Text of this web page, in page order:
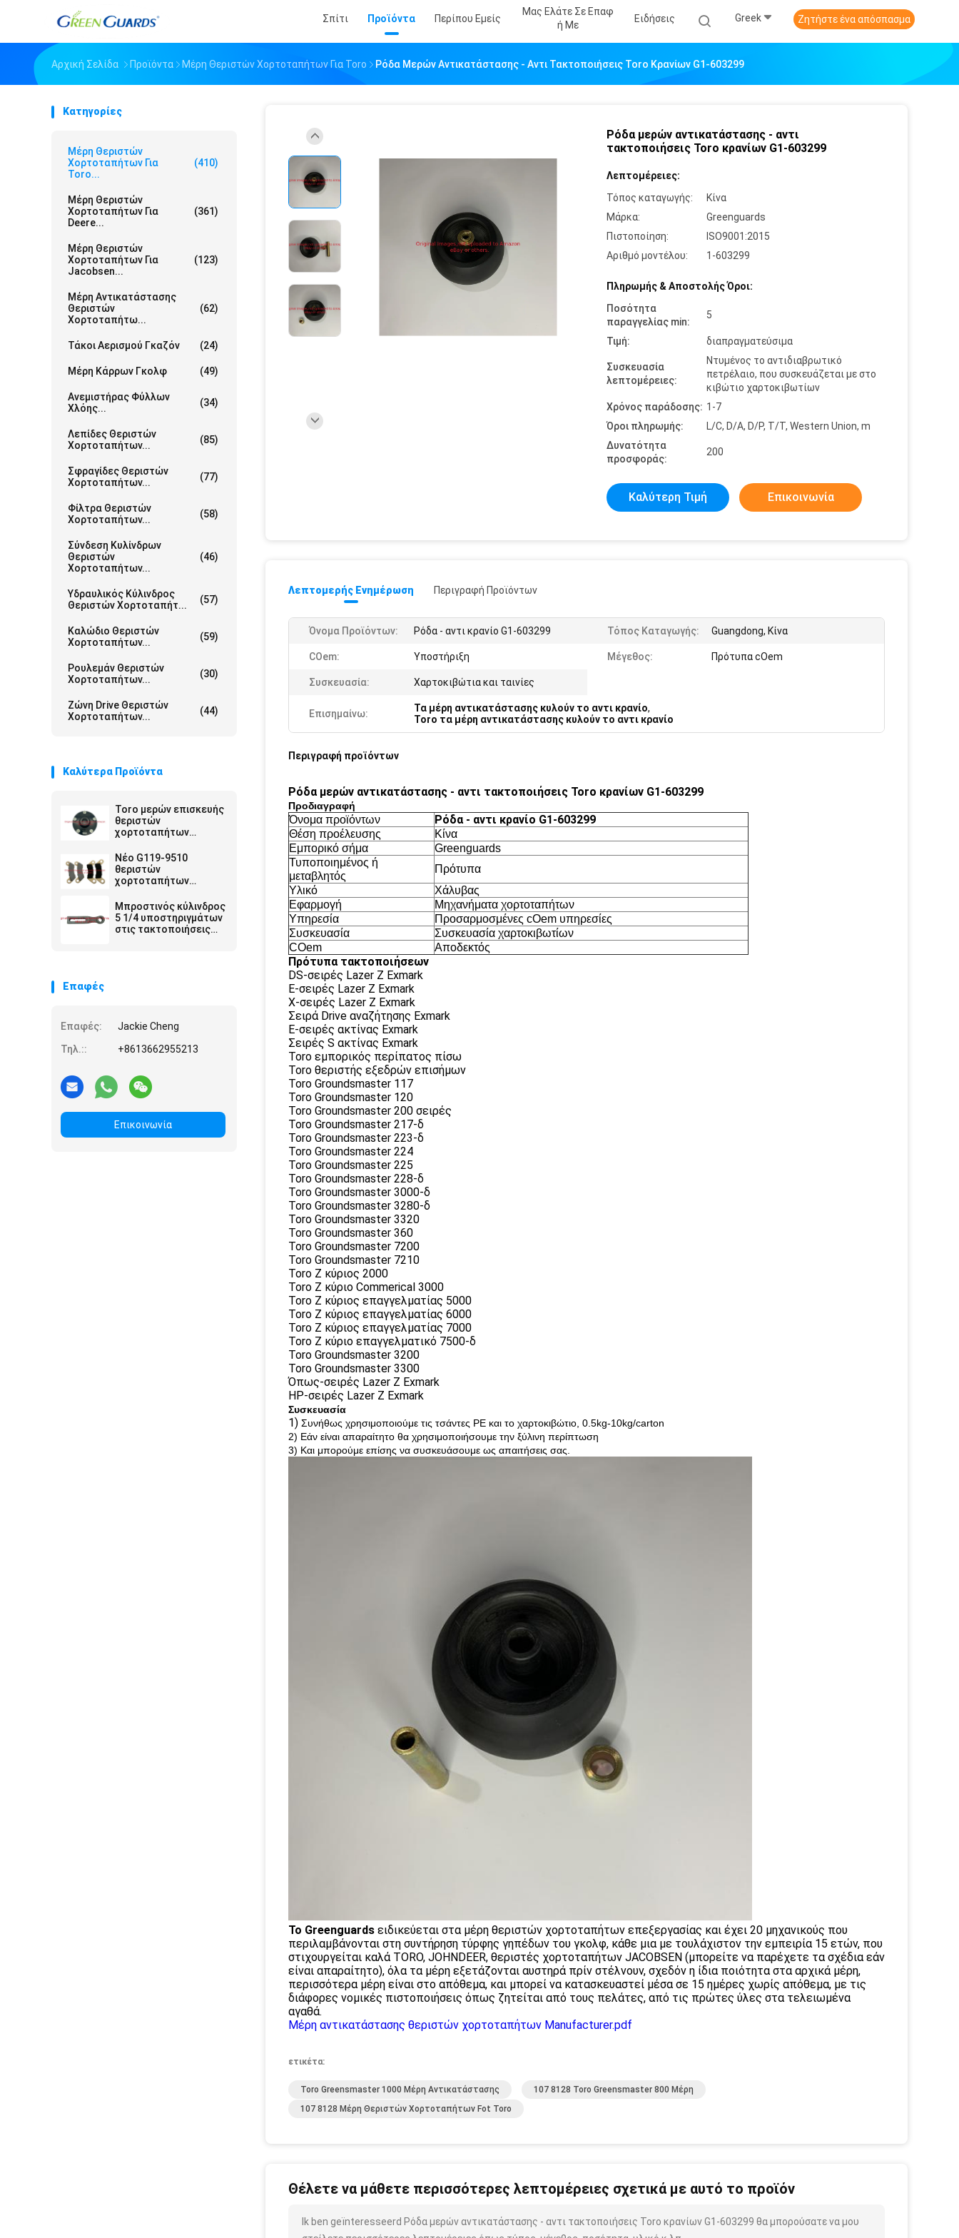
Σπίτι Προϊόντα Περίπου Εμείς
Μας Ελάτε Σε Επαφ
Ή Με
Ειδήσεις Greek Ζητήστε ένα απόσπασμα
Αρχική Σελίδα Προϊόντα Μέρη Θεριστών Χορτοταπήτων Για Toro Ρόδα Μερών Αντικατάστασης - Αντι Τακτοποιήσεις Toro Κρανίων G1-603299
Κατηγορίες
Μέρη Θεριστών
Χορτοταπήτων Για
Toro...
(410)
Μέρη Θεριστών
Χορτοταπήτων Για
Deere...
(361)
Μέρη Θεριστών
Χορτοταπήτων Για
Jacobsen...
(123)
Μέρη Αντικατάστασης
Θεριστών
Χορτοταπήτω...
(62)
Τάκοι Αερισμού Γκαζόν (24)
Μέρη Κάρρων Γκολφ (49)
Ανεμιστήρας Φύλλων
Χλόης...
(34)
Λεπίδες Θεριστών
Χορτοταπήτων...
(85)
Σφραγίδες Θεριστών
Χορτοταπήτων...
(77)
Φίλτρα Θεριστών
Χορτοταπήτων...
(58)
Σύνδεση Κυλίνδρων
Θεριστών
Χορτοταπήτων...
(46)
Υδραυλικός Κύλινδρος
Θεριστών Χορτοταπήτ...
(57)
Καλώδιο Θεριστών
Χορτοταπήτων...
(59)
Ρουλεμάν Θεριστών
Χορτοταπήτων...
(30)
Ζώνη Drive Θεριστών
Χορτοταπήτων...
(44)
Καλύτερα Προϊόντα
Toro μερών επισκευής
θεριστών
χορτοταπήτων
κατάλληλο όχημα
πολλαπλών χρήσεων
εργατών
Νέο G119-9510
θεριστών
χορτοταπήτων
φρένων μερών 4
τακτοποιήσεων Toro
Μπροστινός κύλινδρος
5 1/4 υποστηριγμάτων
στις τακτοποιήσεις
Επαφές
Επαφές:
Jackie Cheng
Τηλ.::
+8613662955213
Επικοινωνία
Ρόδα μερών αντικατάστασης - αντι
τακτοποιήσεις Toro κρανίων G1-603299
Λεπτομέρειες:
Τόπος καταγωγής:
Κίνα
Μάρκα:
Greenguards
Πιστοποίηση:
ISO9001:2015
Αριθμό μοντέλου:
1-603299
Πληρωμής & Αποστολής Όροι:
Ποσότητα
παραγγελίας min:
5
Τιμή: διαπραγματεύσιμα
Συσκευασία
λεπτομέρειες:
Ντυμένος το αντιδιαβρωτικό
πετρέλαιο, που συσκευάζεται με στο
κιβώτιο χαρτοκιβωτίων
Χρόνος παράδοσης: 1-7
Όροι πληρωμής:
L/C, D/A, D/P, T/T, Western Union, m
Δυνατότητα
προσφοράς:
200
Καλύτερη Τιμή Επικοινωνία
Λεπτομερής Ενημέρωση Περιγραφή Προϊόντων
Όνομα Προϊόντων: Ρόδα - αντι κρανίο G1-603299 Τόπος Καταγωγής: Guangdong, Κίνα
COem: Υποστήριξη Μέγεθος: Πρότυπα cOem
Συσκευασία: Χαρτοκιβώτια και ταινίες
Επισημαίνω: Τα μέρη αντικατάστασης κυλούν το αντι κρανίο,
Toro τα μέρη αντικατάστασης κυλούν το αντι κρανίο
Περιγραφή προϊόντων
Ρόδα μερών αντικατάστασης - αντι τακτοποιήσεις Toro κρανίων G1-603299
Προδιαγραφή
Όνομα προϊόντων Ρόδα - αντι κρανίο G1-603299
Θέση προέλευσης
Κίνα
Εμπορικό σήμα
Greenguards
Τυποποιημένος ή
μεταβλητός
Πρότυπα
Υλικό
Χάλυβας
Εφαρμογή
Μηχανήματα χορτοταπήτων
Υπηρεσία
Προσαρμοσμένες cOem υπηρεσίες
Συσκευασία
Συσκευασία χαρτοκιβωτίων
COem
Αποδεκτός
Πρότυπα τακτοποιήσεων
DS-σειρές Lazer Ζ Exmark
Ε-σειρές Lazer Ζ Exmark
Χ-σειρές Lazer Ζ Exmark
Σειρά Drive αναζήτησης Exmark
Ε-σειρές ακτίνας Exmark
Σειρές S ακτίνας Exmark
Toro εμπορικός περίπατος πίσω
Toro θεριστής εξεδρών επισήμων
Toro Groundsmaster 117
Toro Groundsmaster 120
Toro Groundsmaster 200 σειρές
Toro Groundsmaster 217-δ
Toro Groundsmaster 223-δ
Toro Groundsmaster 224
Toro Groundsmaster 225
Toro Groundsmaster 228-δ
Toro Groundsmaster 3000-δ
Toro Groundsmaster 3280-δ
Toro Groundsmaster 3320
Toro Groundsmaster 360
Toro Groundsmaster 7200
Toro Groundsmaster 7210
Toro Ζ κύριος 2000
Toro Ζ κύριο Commerical 3000
Toro Ζ κύριος επαγγελματίας 5000
Toro Ζ κύριος επαγγελματίας 6000
Toro Ζ κύριος επαγγελματίας 7000
Toro Ζ κύριο επαγγελματικό 7500-δ
Toro Groundsmaster 3200
Toro Groundsmaster 3300
Όπως-σειρές Lazer Ζ Exmark
HP-σειρές Lazer Ζ Exmark
Συσκευασία
1) Συνήθως χρησιμοποιούμε τις τσάντες PE και το χαρτοκιβώτιο, 0.5kg-10kg/carton
2) Εάν είναι απαραίτητο θα χρησιμοποιήσουμε την ξύλινη περίπτωση
3) Και μπορούμε επίσης να συσκευάσουμε ως απαιτήσεις σας.
Το Greenguards ειδικεύεται στα μέρη θεριστών χορτοταπήτων επεξεργασίας και έχει 20 μηχανικούς που
περιλαμβάνονται στη συντήρηση τύρφης γηπέδων του γκολφ, κάθε μια με τουλάχιστον την εμπειρία 15 ετών, που
στιχουργείται καλά TORO, JOHNDEER, θεριστές χορτοταπήτων JACOBSEN (μπορείτε να παρέχετε τα σχέδια εάν
είναι απαραίτητο), όλα τα μέρη εξετάζονται αυστηρά πρίν στέλνουν, σχεδόν η ίδια ποιότητα στα αρχικά μέρη,
περισσότερα μέρη είναι στο απόθεμα, και μπορεί να κατασκευαστεί μέσα σε 15 ημέρες χωρίς απόθεμα, με τις
διάφορες νομικές πιστοποιήσεις όπως ζητείται από τους πελάτες, από τις πρώτες ύλες στα τελειωμένα
αγαθά.
Μέρη αντικατάστασης θεριστών χορτοταπήτων Manufacturer.pdf
ετικέτα:
Toro Greensmaster 1000 Μέρη Αντικατάστασης
107 8128 Toro Greensmaster 800 Μέρη
107 8128 Μέρη Θεριστών Χορτοταπήτων Fot Toro
Θέλετε να μάθετε περισσότερες λεπτομέρειες σχετικά με αυτό το προϊόν
Ik ben geïnteresseerd Ρόδα μερών αντικατάστασης - αντι τακτοποιήσεις Toro κρανίων G1-603299 θα μπορούσατε να μου